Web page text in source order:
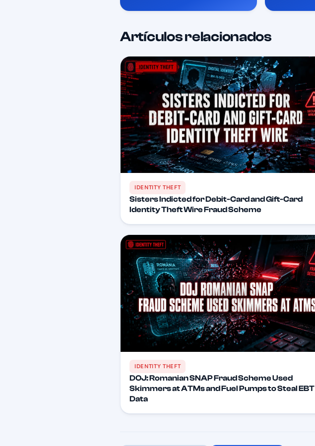
Artículos relacionados
IDENTITY THEFT
Sisters Indicted for Debit-Card and Gift-Card
Identity Theft Wire Fraud Scheme
IDENTITY THEFT
DOJ: Romanian SNAP Fraud Scheme Used
Skimmers at ATMs and Fuel Pumps to Steal EBT
Data